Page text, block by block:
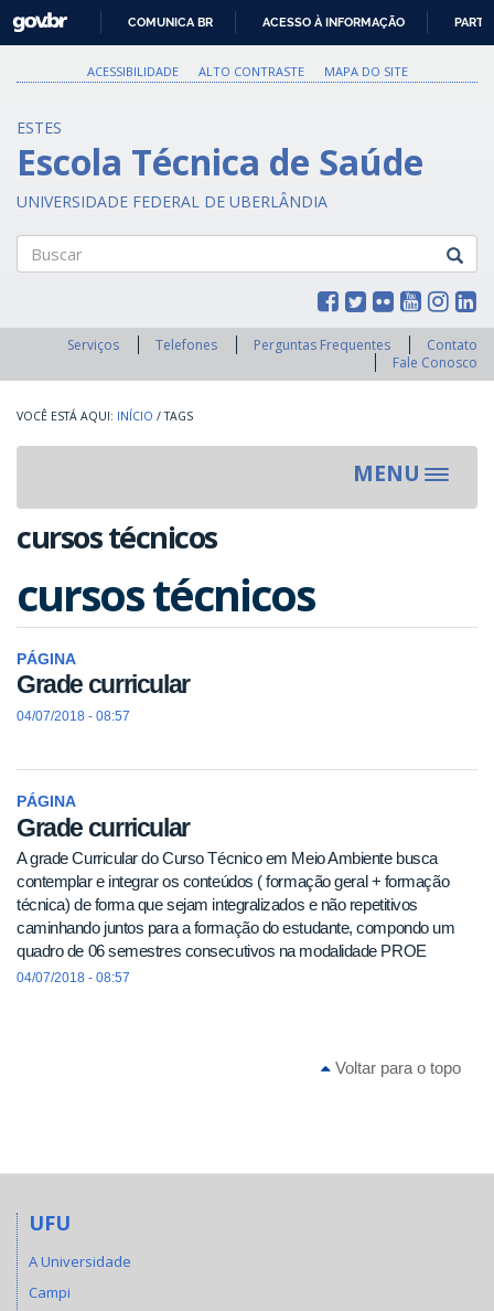
PARA
O
GOVBR
COMUNICA BR ACESSO À INFORMAÇÃO
ACESSIBILIDADE ALTO CONTRASTE MAPA DO SITE
ESTES
Escola Técnica de Saúde
UNIVERSIDADE FEDERAL DE UBERLÂNDIA
Serviços Telefones Perguntas Frequentes
Contato
Fale Conosco
INÍCIO / TAGS
MENU
Toggle
cursos técnicos
cursos técnicos
PÁGINA
Grade curricular
04/07/2018 - 08:57
PÁGINA
Grade curricular
A grade Curricular do Curso Técnico em Meio Ambiente busca
contemplar e integrar os conteúdos ( formação geral + formação
técnica) de forma que sejam integralizados e não repetitivos
caminhando juntos para a formação do estudante, compondo um
quadro de 06 semestres consecutivos na modalidade PROE
04/07/2018 - 08:57
Voltar para o topo
UFU
A Universidade
Campi